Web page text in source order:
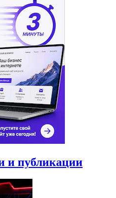
и публикации